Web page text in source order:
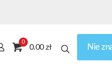
0
0.00 zł Nie